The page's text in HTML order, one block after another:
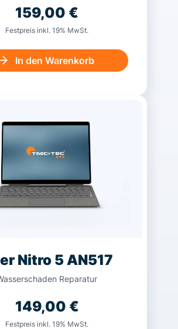
159,00 €
Festpreis inkl. 19% MwSt.
In den Warenkorb
Nitro 5 AN517
Reparatur
149,00 €
Festpreis inkl. 19% MwSt.